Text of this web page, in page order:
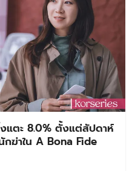
งแตะ 8.0% ตั้งแต่สัปดาห์
ฆ่าใน A Bona Fide